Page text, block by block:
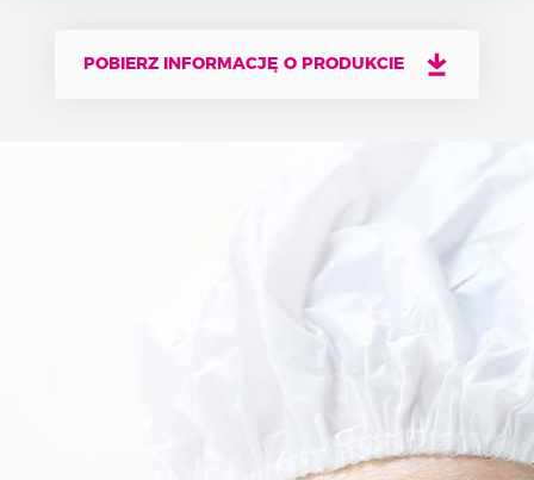
POBIERZ INFORMACJĘ O PRODUKCIE